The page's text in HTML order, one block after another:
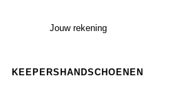
Jouw rekening
KEEPERSHANDSCHOENEN